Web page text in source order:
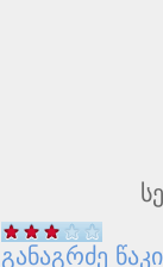
განაგრძე